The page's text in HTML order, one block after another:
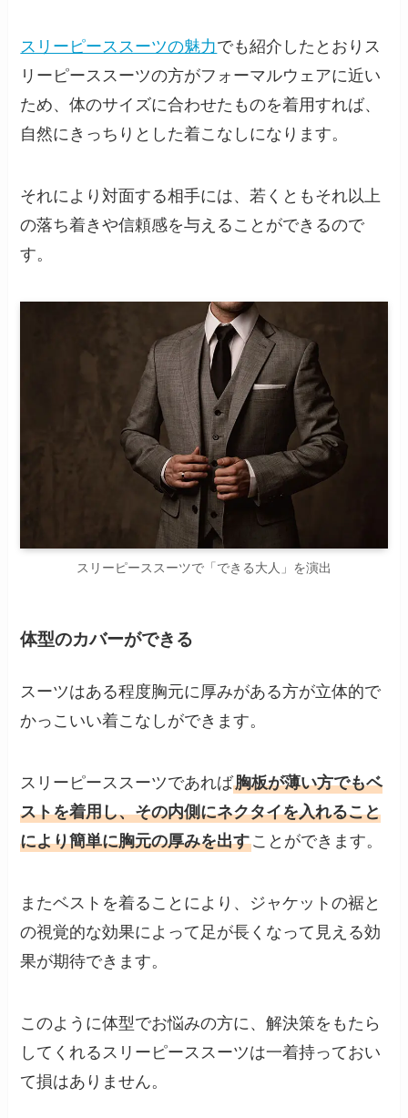
スリーピーススーツの魅力でも紹介したとおりス
リーピーススーツの方がフォーマルウェアに近い
ため、体のサイズに合わせたものを着用すれば、
自然にきっちりとした着こなしになります。
それにより対面する相手には、若くともそれ以上
の落ち着きや信頼感を与えることができるので
す。
スリーピーススーツで「できる大人」を演出
体型のカバーができる
スーツはある程度胸元に厚みがある方が立体的で
かっこいい着こなしができます。
スリーピーススーツであれば胸板が薄い方でもベ
ストを着用し、その内側にネクタイを入れること
により簡単に胸元の厚みを出すことができます。
またベストを着ることにより、ジャケットの裾と
の視覚的な効果によって足が長くなって見える効
果が期待できます。
このように体型でお悩みの方に、解決策をもたら
してくれるスリーピーススーツは一着持っておい
て損はありません。